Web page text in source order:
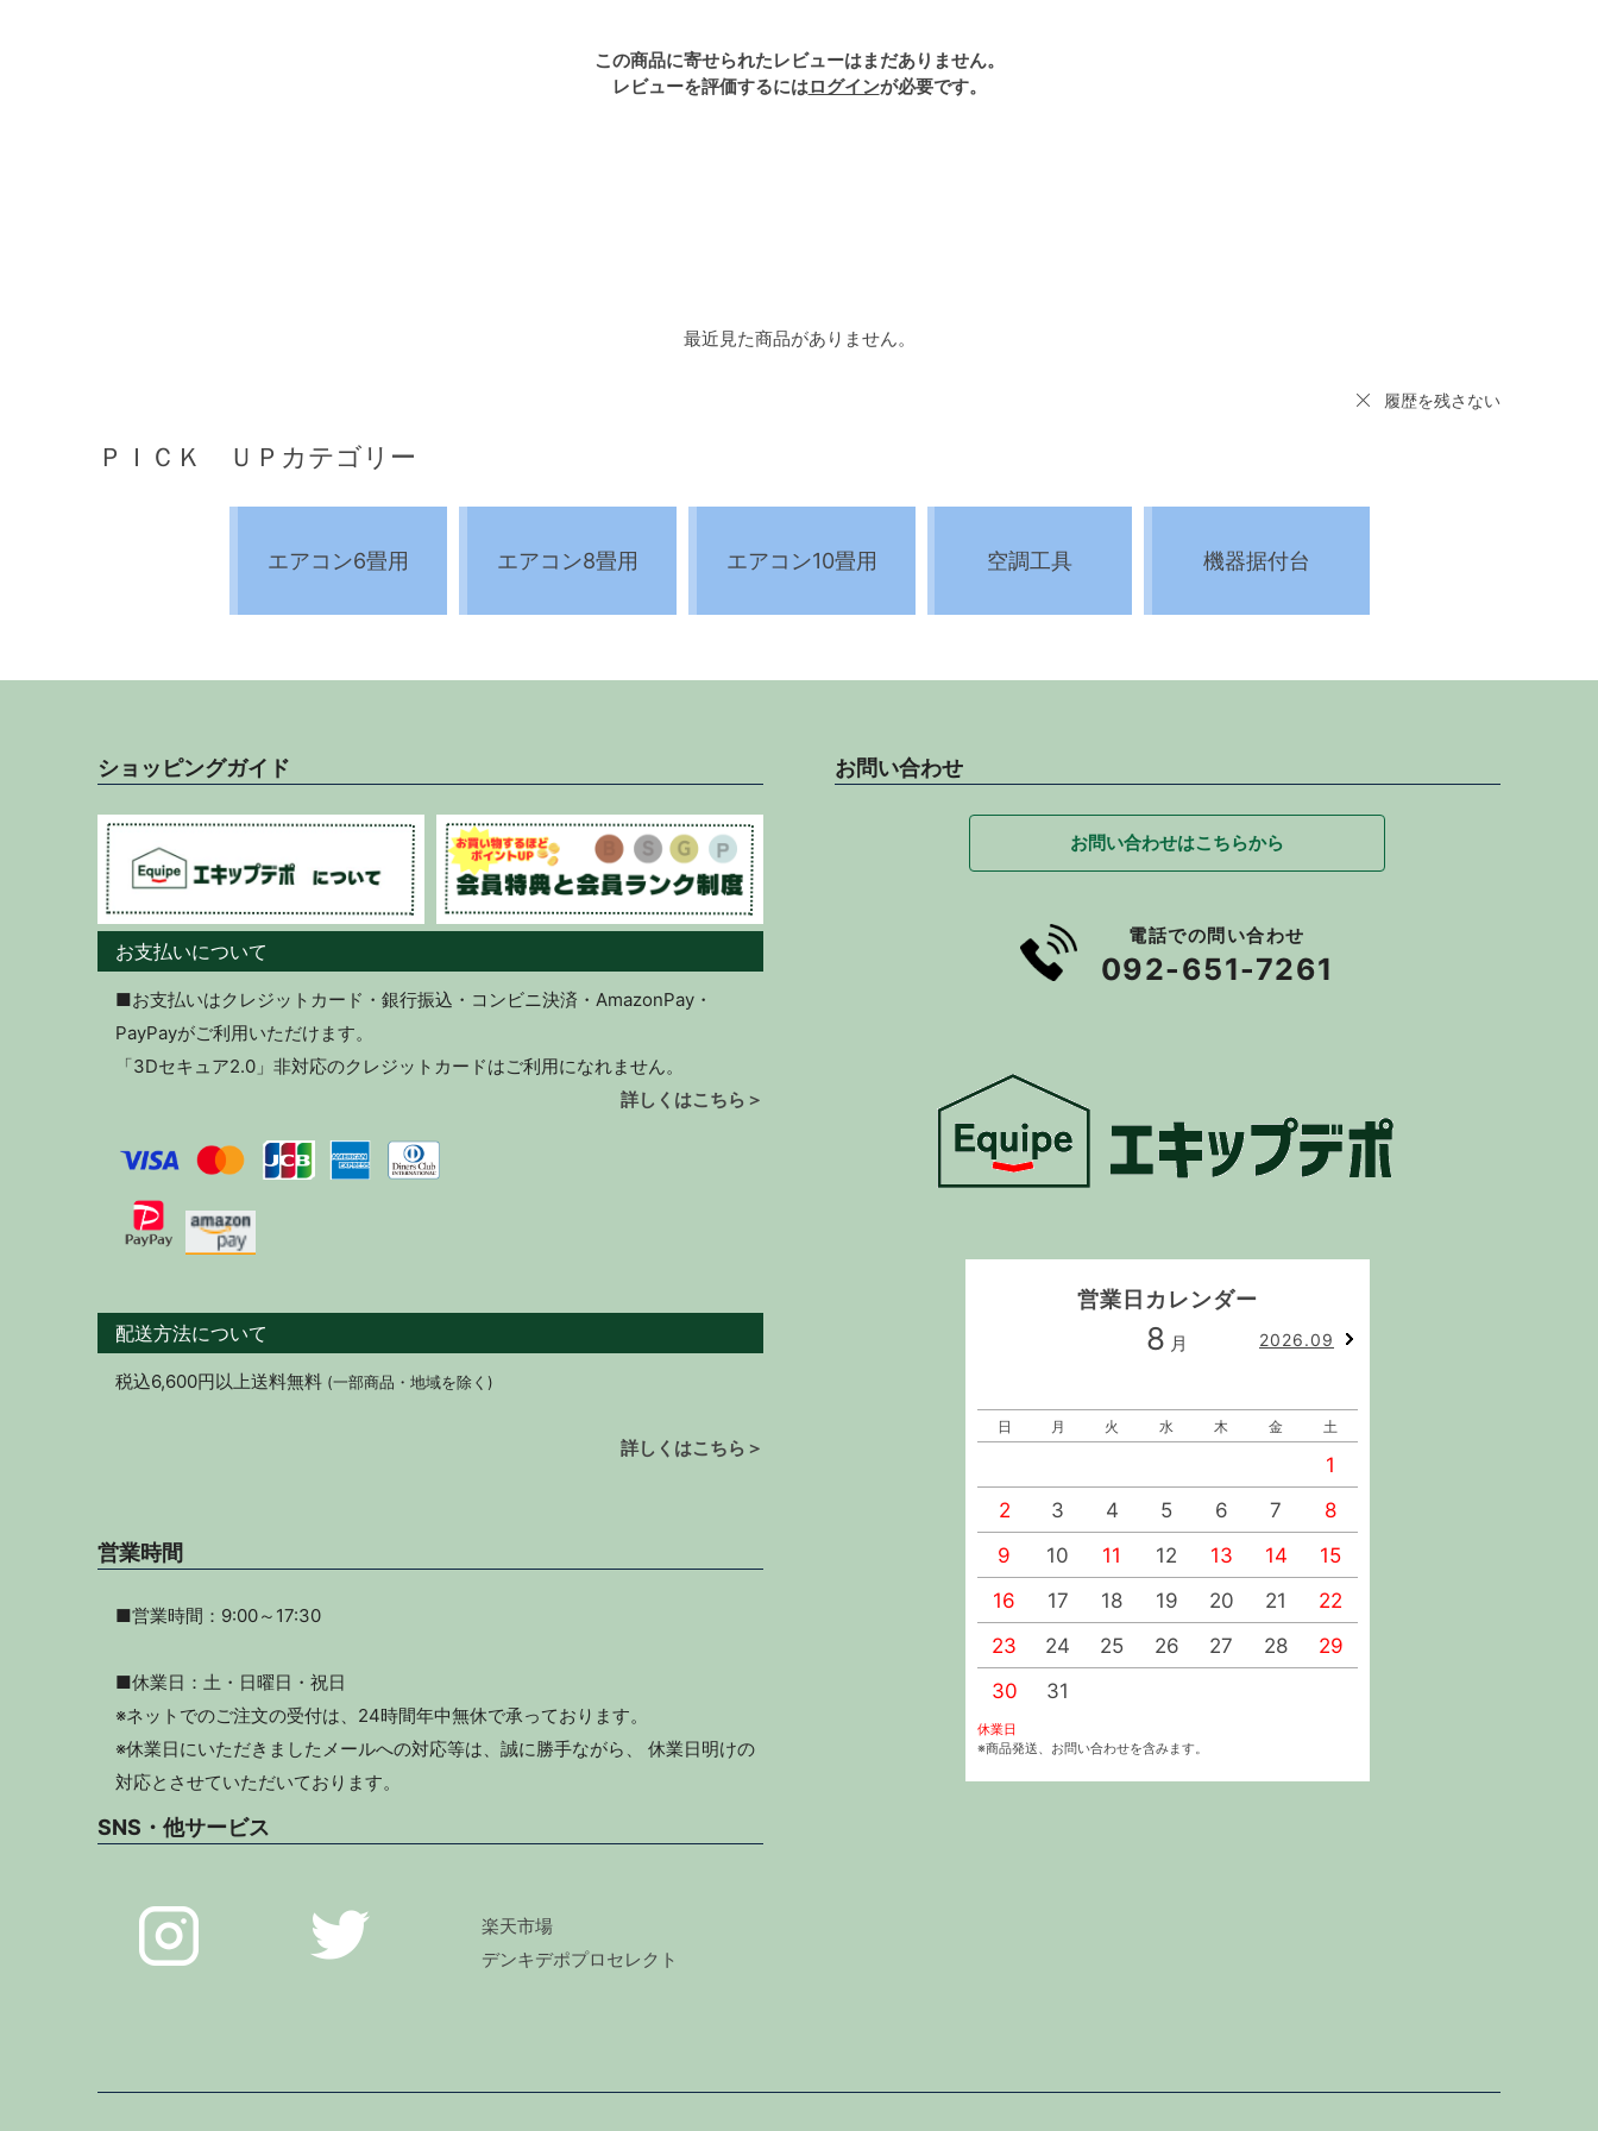
この商品に寄せられたレビューはまだありません。
レビューを評価するにはログインが必要です。
最近見た商品がありません。
履歴を残さない
ＰＩＣＫ ＵＰカテゴリー
エアコン6畳用 エアコン8畳用 エアコン10畳用 空調工具 機器据付台
ショッピングガイド
お支払いについて
■お支払いはクレジットカード・銀行振込・コンビニ決済・AmazonPay・
PayPayがご利用いただけます。
「3Dセキュア2.0」非対応のクレジットカードはご利用になれません。
詳しくはこちら＞
配送方法について
税込6,600円以上送料無料 (一部商品・地域を除く)
詳しくはこちら＞
営業時間
■営業時間：9:00～17:30
■休業日：土・日曜日・祝日
※ネットでのご注文の受付は、24時間年中無休で承っております。
※休業日にいただきましたメールへの対応等は、誠に勝手ながら、 休業日明けの
対応とさせていただいております。
SNS・他サービス
楽天市場
デンキデポプロセレクト
お問い合わせ
お問い合わせはこちらから
電話での問い合わせ
092-651-7261
営業日カレンダー
8 月 2026.09
日 月 火 水 木 金 土
1
2
3 4 5 6 7
8
9
10 11 12 13 14
15
16
17 18 19 20 21
22
23
24 25 26 27 28
29
30
31
休業日
※商品発送、お問い合わせを含みます。